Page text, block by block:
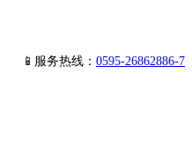
📱服务热线： 0595-26862886-7